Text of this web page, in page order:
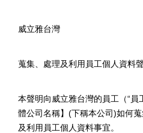
威立雅台灣
蒐集、處理及利用員工個人資料
本聲明向威立雅台灣的員工（“員
體公司名稱】 (下稱本公司)如何
及利用員工個人資料事宜。